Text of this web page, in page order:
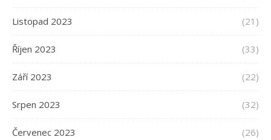
Listopad 2023 (21)
Říjen 2023 (33)
Září 2023 (22)
Srpen 2023 (32)
Červenec 2023 (26)